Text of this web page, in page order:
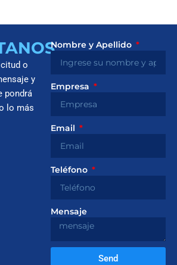
o
y
pondrá
lo más
Nombre y Apellido
Empresa
Email
Teléfono
Mensaje
Send